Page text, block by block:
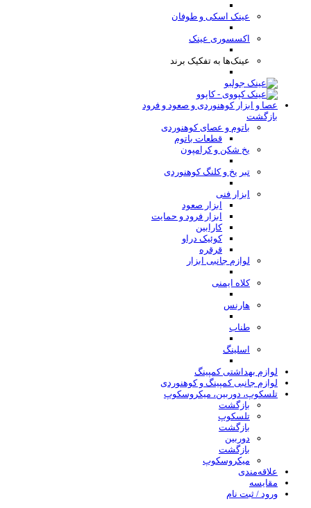
عینک اسکی و طوفان
اکسسوری عینک
عینک‌ها به تفکیک برند
عصا و ابزار کوهنوردی و صعود و فرود
بازگشت
باتوم و عصای کوهنوردی
قطعات باتوم
یخ شکن و کرامپون
تبر یخ و کلنگ کوهنوردی
ابزار فنی
ابزار صعود
ابزار فرود و حمایت
کارابین
کوئیک دراو
قرقره
لوازم جانبی ابزار
کلاه ایمنی
هارنس
طناب
اسلینگ
لوازم بهداشتی کمپینگ
لوازم جانبی کمپینگ و کوهنوردی
تلسکوپ، دوربین، میکروسکوپ
بازگشت
تلسکوپ
بازگشت
دوربین
بازگشت
میکروسکوپ
علاقه‌مندی
مقایسه
ورود / ثبت نام